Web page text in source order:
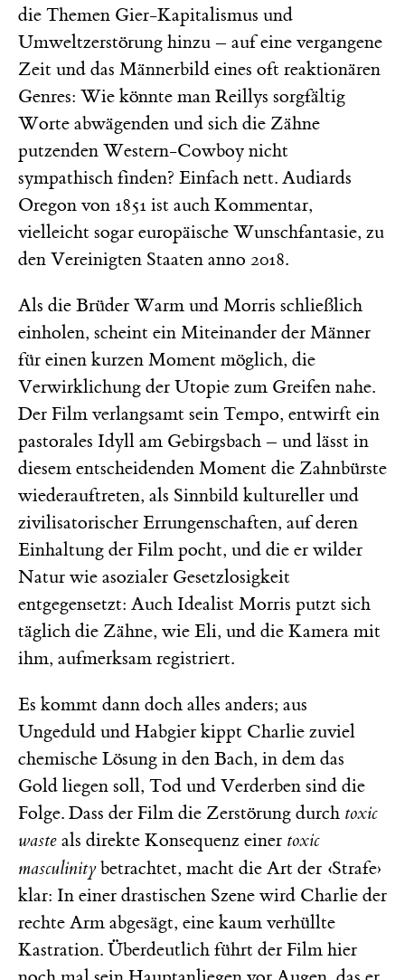
die Themen Gier-Kapitalismus und
Umweltzerstörung hinzu – auf eine vergangene
Zeit und das Männerbild eines oft reaktionären
Genres: Wie könnte man Reillys sorgfältig
Worte abwägenden und sich die Zähne
putzenden Western-Cowboy nicht
sympathisch finden? Einfach nett. Audiards
Oregon von 1851 ist auch Kommentar,
vielleicht sogar europäische Wunschfantasie, zu
den Vereinigten Staaten anno 2018.
Als die Brüder Warm und Morris schließlich
einholen, scheint ein Miteinander der Männer
für einen kurzen Moment möglich, die
Verwirklichung der Utopie zum Greifen nahe.
Der Film verlangsamt sein Tempo, entwirft ein
pastorales Idyll am Gebirgsbach – und lässt in
diesem entscheidenden Moment die Zahnbürste
wiederauftreten, als Sinnbild kultureller und
zivilisatorischer Errungenschaften, auf deren
Einhaltung der Film pocht, und die er wilder
Natur wie asozialer Gesetzlosigkeit
entgegensetzt: Auch Idealist Morris putzt sich
täglich die Zähne, wie Eli, und die Kamera mit
ihm, aufmerksam registriert.
Es kommt dann doch alles anders; aus
Ungeduld und Habgier kippt Charlie zuviel
chemische Lösung in den Bach, in dem das
Gold liegen soll, Tod und Verderben sind die
Folge. Dass der Film die Zerstörung durch toxic
waste als direkte Konsequenz einer toxic
masculinitybetrachtet, macht die Art der ‹Strafe›
klar: In einer drastischen Szene wird Charlie der
rechte Arm abgesägt, eine kaum verhüllte
Kastration. Überdeutlich führt der Film hier